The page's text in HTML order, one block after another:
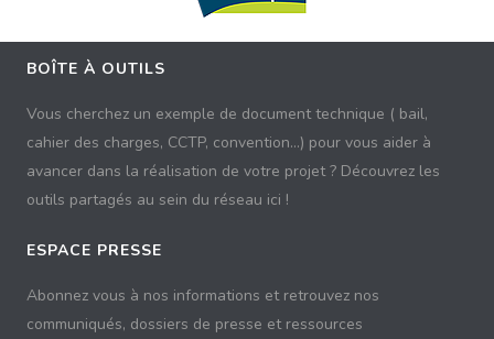
BOÎTE À OUTILS
Vous cherchez un exemple de document technique ( bail,
cahier des charges, CCTP, convention...) pour vous aider à
avancer dans la réalisation de votre projet ? Découvrez les
outils partagés au sein du réseau ici !
ESPACE PRESSE
Abonnez vous à nos informations et retrouvez nos
communiqués, dossiers de presse et ressources